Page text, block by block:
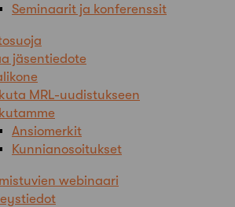
Seminaarit ja konferenssit
jäsentiedote
MRL-uudistukseen
Ansiomerkit
Kunnianosoitukset
webinaari